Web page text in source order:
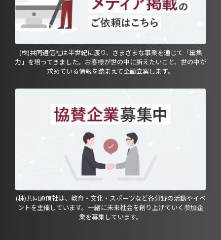
(株)共同通信社は半世紀に渡り、さまざまな事業を通じて「編集
力」を培ってきました。お客様が世の中に訴えたいこと、世の中が
求めている情報を踏まえて企画立案します。
(株)共同通信社は、教育・文化・スポーツなど各分野の活動やイベ
ントを主催しています。一緒に未来社会を創り上げていく参加企
業を募集しています。